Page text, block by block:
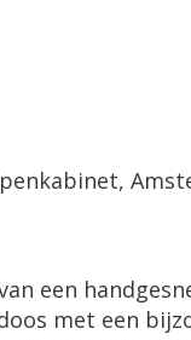
een
met een